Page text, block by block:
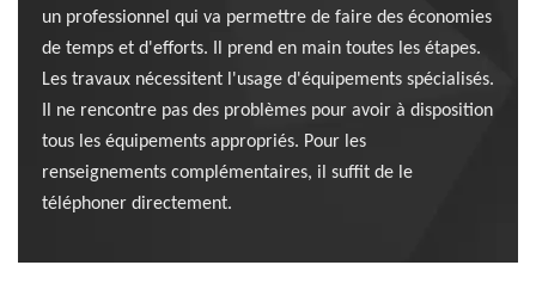
un professionnel qui va permettre de faire des économies
de temps et d'efforts. Il prend en main toutes les étapes.
Les travaux nécessitent l'usage d'équipements spécialisés.
Il ne rencontre pas des problèmes pour avoir à disposition
tous les équipements appropriés. Pour les
renseignements complémentaires, il suffit de le
téléphoner directement.